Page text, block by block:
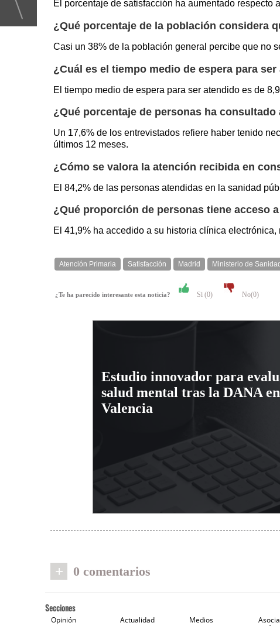
El porcentaje de satisfacción ha aumentado respecto
¿Qué porcentaje de la población considera
Casi un 38% de la población general percibe que no
¿Cuál es el tiempo medio de espera para
El tiempo medio de espera para ser atendido es de
¿Qué porcentaje de personas ha
Un 17,6% de los entrevistados refiere haber tenido
últimos 12 meses.
¿Cómo se valora la atención recibida en
El 84,2% de las personas atendidas en la sanidad
¿Qué proporción de personas tiene acceso
El 41,9% ha accedido a su historia clínica
Atención Primaria Satisfacción Madrid Ministerio de Sanidad
¿Te ha parecido interesante esta noticia? Si (0) No(0)
Estudio innovador para
salud mental tras la DANA en
Valencia
+ 0 comentarios
Secciones
Opinión Actualidad Medios